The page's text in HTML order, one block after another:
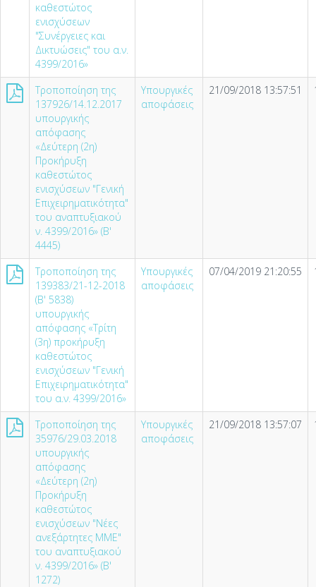
καθεστώτος
ενισχύσεων
"Συνέργειες και
Δικτυώσεις" του α.ν.
4399/2016»
Τροποποίηση της
137926/14.12.2017
υπουργικής
απόφασης
«Δεύτερη (2η)
Προκήρυξη
καθεστώτος
ενισχύσεων "Γενική
Επιχειρηματικότητα"
του αναπτυξιακού
ν. 4399/2016» (Β'
4445)
Υπουργικές
αποφάσεις
21/09/2018 13:57:51
Τροποποίηση της
139383/21-12-2018
(Β' 5838)
υπουργικής
απόφασης «Τρίτη
(3η) προκήρυξη
καθεστώτος
ενισχύσεων "Γενική
Επιχειρηματικότητα"
του α.ν. 4399/2016»
Υπουργικές
αποφάσεις
07/04/2019 21:20:55
Τροποποίηση της
35976/29.03.2018
υπουργικής
απόφασης
«Δεύτερη (2η)
Προκήρυξη
καθεστώτος
ενισχύσεων "Νέες
ανεξάρτητες ΜΜΕ"
του αναπτυξιακού
ν. 4399/2016» (Β'
1272)
Υπουργικές
αποφάσεις
21/09/2018 13:57:07